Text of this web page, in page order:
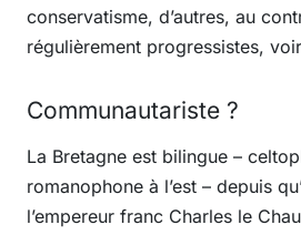
conservatisme, d’autres, au
régulièrement progressistes,
Communautariste ?
La Bretagne est bilingue –
romanophone à l’est – depuis
l’empereur franc Charles le